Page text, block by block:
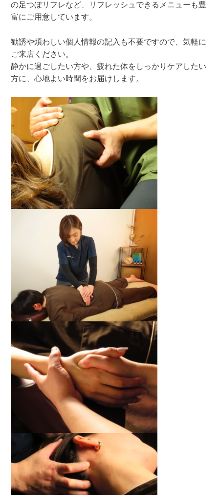
の足つぼリフレなど、リフレッシュできるメニューも豊
富にご用意しています。
勧誘や煩わしい個人情報の記入も不要ですので、気軽に
ご来店ください。
静かに過ごしたい方や、疲れた体をしっかりケアしたい
方に、心地よい時間をお届けします。